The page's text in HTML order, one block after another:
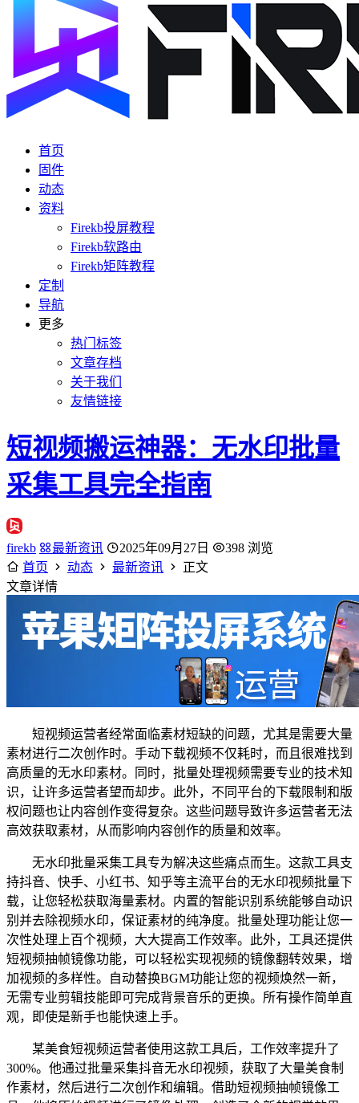
首页
固件
动态
资料
Firekb投屏教程
Firekb软路由
Firekb矩阵教程
定制
导航
更多
热门标签
文章存档
关于我们
友情链接
短视频搬运神器：无水印批量
采集工具完全指南
firekb 最新资讯 2025年09月27日
398 浏览
首页
动态 最新资讯
正文
文章详情
短视频运营者经常面临素材短缺的问题，尤其是需要大量
素材进行二次创作时。手动下载视频不仅耗时，而且很难找到
高质量的无水印素材。同时，批量处理视频需要专业的技术知
识，让许多运营者望而却步。此外，不同平台的下载限制和版
权问题也让内容创作变得复杂。这些问题导致许多运营者无法
高效获取素材，从而影响内容创作的质量和效率。
无水印批量采集工具专为解决这些痛点而生。这款工具支
持抖音、快手、小红书、知乎等主流平台的无水印视频批量下
载，让您轻松获取海量素材。内置的智能识别系统能够自动识
别并去除视频水印，保证素材的纯净度。批量处理功能让您一
次性处理上百个视频，大大提高工作效率。此外，工具还提供
短视频抽帧镜像功能，可以轻松实现视频的镜像翻转效果，增
加视频的多样性。自动替换BGM功能让您的视频焕然一新，
无需专业剪辑技能即可完成背景音乐的更换。所有操作简单直
观，即使是新手也能快速上手。
某美食短视频运营者使用这款工具后，工作效率提升了
300%。他通过批量采集抖音无水印视频，获取了大量美食制
作素材，然后进行二次创作和编辑。借助短视频抽帧镜像工